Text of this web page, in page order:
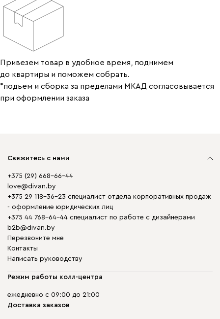
Привезем товар в удобное время, поднимем
до квартиры и поможем собрать.
*подъем и сборка за пределами МКАД согласовывается
при оформлении заказа
Свяжитесь с нами
+375 (29) 668-66-44
love@divan.by
+375 29 118-36-23 специалист отдела корпоративных продаж
- оформление юридических лиц
+375 44 768-64-44 специалист по работе с дизайнерами
b2b@divan.by
Перезвоните мне
Контакты
Написать руководству
Режим работы колл-центра
ежедневно с 09:00 до 21:00
Доставка заказов